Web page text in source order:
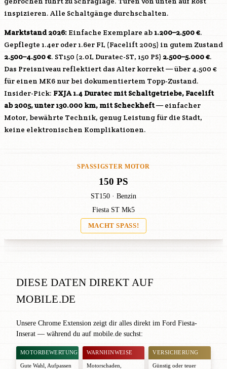
inspizieren. Alle Schaltgänge durchschalten.
Marktstand 2026: Einfache Exemplare ab 1.200–2.500 €.
Gepflegte 1.4er oder 1.6er FL (Facelift 2005) in gutem Zustand
2.500–4.500 €. ST150 (2.0L Duratec-ST, 150 PS) 2.500–5.000 €.
Das Preisniveau reflektiert das Alter korrekt — über 4.500 €
für einen MK6 nur bei dokumentiertem Topp-Zustand.
Insider-Pick: FXJA1.4 Duratec mit Schaltgetriebe, Facelift
ab 2005, unter 130.000 km, mit Scheckheft— einfacher
Motor, bewährte Technik, genug Leistung für die Stadt,
keine elektronischen Komplikationen.
SPASSIGSTER MOTOR
150 PS
ST150 · Benzin
Fiesta ST Mk5
MACHT SPASS!
DIESE DATEN DIREKT AUF
MOBILE.DE
Unsere Chrome Extension zeigt dir alles direkt im Ford Fiesta-
Inserat — während du auf mobile.de suchst:
MOTORBEWERTUNG
Gute Wahl
Aufpassen
WARNHINWEISE
Motorschaden,
VERSICHERUNG
Günstig oder teuer